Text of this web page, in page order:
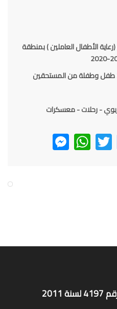
الأطفال العاملين ) بمنطقة
- رحلات - معسكرات
Twitter
WhatsApp
Messenger